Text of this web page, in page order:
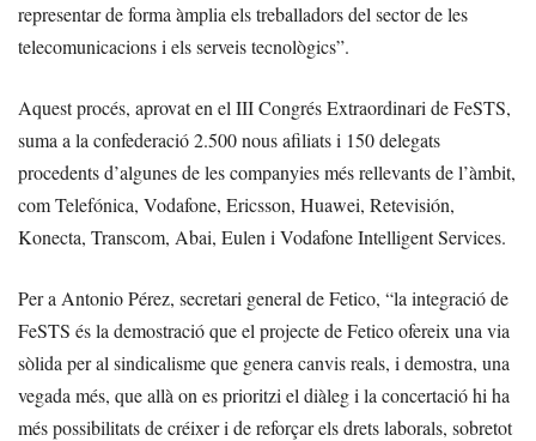
representar de forma àmplia els treballadors del sector de les
telecomunicacions i els serveis tecnològics”.
Aquest procés, aprovat en el III Congrés Extraordinari de FeSTS,
suma a la confederació 2.500 nous afiliats i 150 delegats
procedents d’algunes de les companyies més rellevants de l’àmbit,
com Telefónica, Vodafone, Ericsson, Huawei, Retevisión,
Konecta, Transcom, Abai, Eulen i Vodafone Intelligent Services.
Per a Antonio Pérez, secretari general de Fetico, “la integració de
FeSTS és la demostració que el projecte de Fetico ofereix una via
sòlida per al sindicalisme que genera canvis reals, i demostra, una
vegada més, que allà on es prioritzi el diàleg i la concertació hi ha
més possibilitats de créixer i de reforçar els drets laborals, sobretot